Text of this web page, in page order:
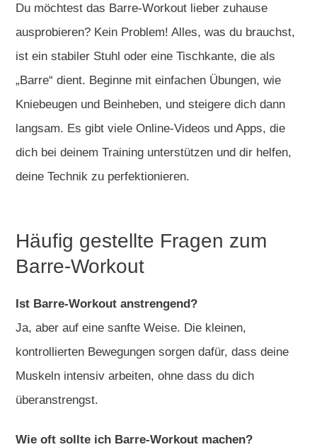
Du möchtest das Barre-Workout lieber zuhause
ausprobieren? Kein Problem! Alles, was du brauchst,
ist ein stabiler Stuhl oder eine Tischkante, die als
„Barre“ dient. Beginne mit einfachen Übungen, wie
Kniebeugen und Beinheben, und steigere dich dann
langsam. Es gibt viele Online-Videos und Apps, die
dich bei deinem Training unterstützen und dir helfen,
deine Technik zu perfektionieren.
Häufig gestellte Fragen zum
Barre-Workout
Ist Barre-Workout anstrengend?
Ja, aber auf eine sanfte Weise. Die kleinen,
kontrollierten Bewegungen sorgen dafür, dass deine
Muskeln intensiv arbeiten, ohne dass du dich
überanstrengst.
Wie oft sollte ich Barre-Workout machen?